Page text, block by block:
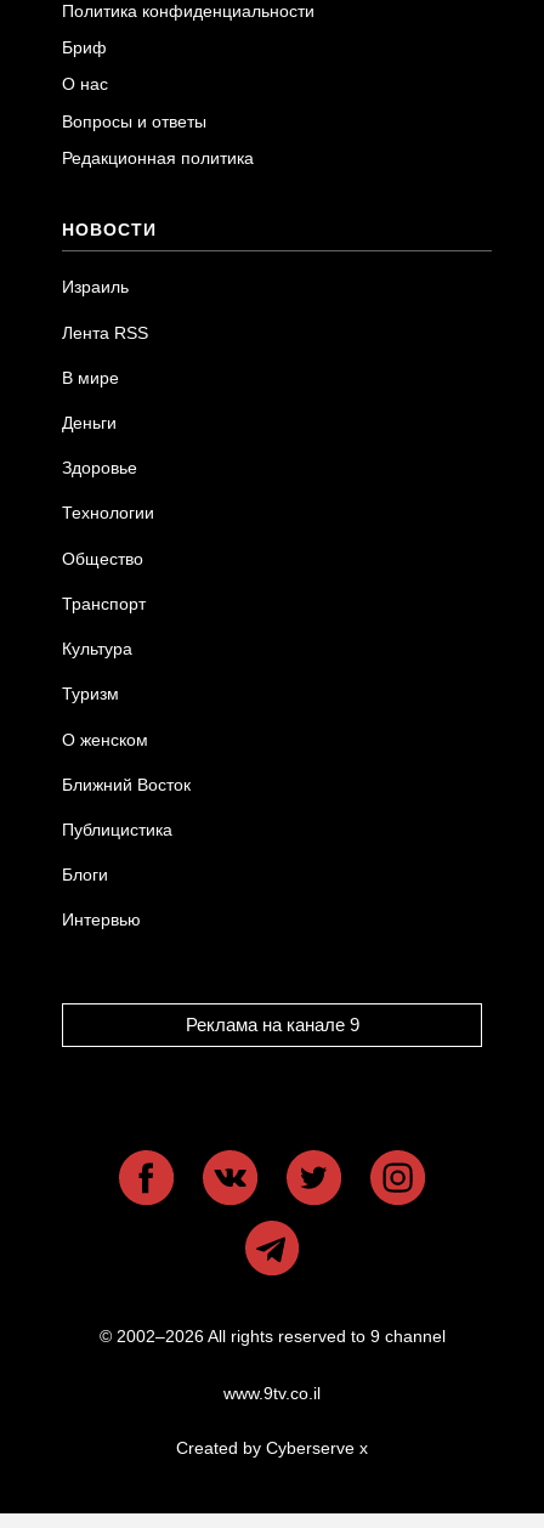
Политика конфиденциальности
Бриф
О нас
Вопросы и ответы
Редакционная политика
НОВОСТИ
Израиль
Лента RSS
В мире
Деньги
Здоровье
Технологии
Общество
Транспорт
Культура
Туризм
О женском
Ближний Восток
Публицистика
Блоги
Интервью
Реклама на канале 9
© 2002–2026 All rights reserved to 9 channel
www.9tv.co.il
Created by Cyberserve x